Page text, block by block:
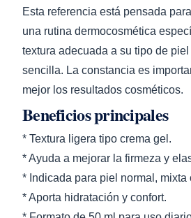
Esta referencia está pensada
una rutina dermocosmética
textura adecuada a su tipo de
sencilla. La constancia es
mejor los resultados cosméticos.
Beneficios principales
* Textura ligera tipo crema gel.
* Ayuda a mejorar la firmeza y
* Indicada para piel normal, mixta
* Aporta hidratación y confort.